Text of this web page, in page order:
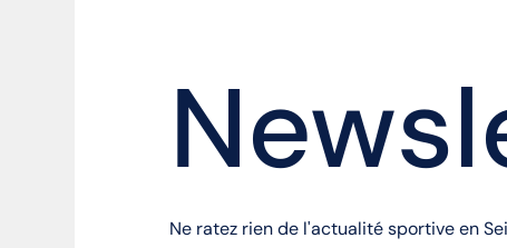
Ne ratez rien de l'actualité sportive en